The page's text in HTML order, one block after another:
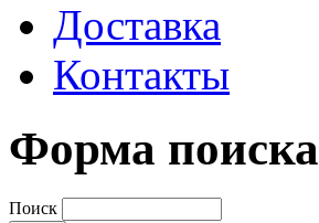
Доставка
Контакты
Форма поиска
Поиск